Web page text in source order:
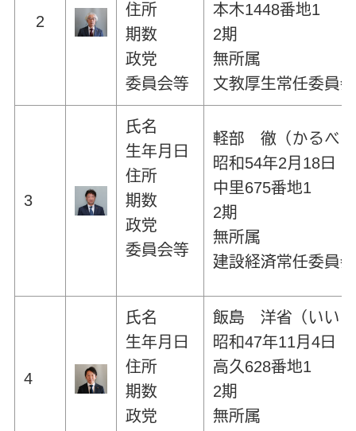
2
住所
期数
政党
委員会等
本木1448番地1
2期
無所属
文教厚生常任委員
3
氏名
生年月日
住所
期数
政党
委員会等
軽部 徹（かるべ
昭和54年2月18日
中里675番地1
2期
無所属
建設経済常任委員
4
氏名
生年月日
住所
期数
政党
飯島 洋省（いい
昭和47年11月4日
高久628番地1
2期
無所属